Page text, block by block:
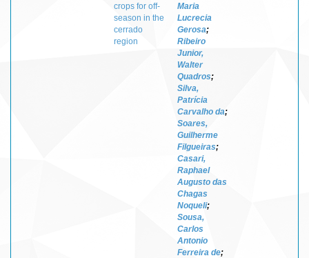
crops for off-
season in the
cerrado
region
Maria
Lucrecia
Gerosa;
Ribeiro
Junior,
Walter
Quadros;
Silva,
Patrícia
Carvalho da;
Soares,
Guilherme
Filgueiras;
Casari,
Raphael
Augusto das
Chagas
Noqueli;
Sousa,
Carlos
Antonio
Ferreira de;